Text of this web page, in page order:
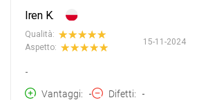
Iren K.
15-11-2024
Qualità:
Aspetto:
-
Vantaggi
- Difetti -